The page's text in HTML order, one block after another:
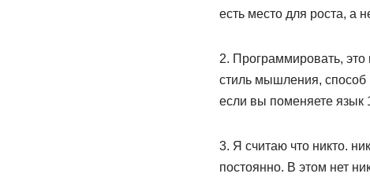
есть место для роста, а
2. Программировать, это
стиль мышления, способ
если вы поменяете язык
3. Я считаю что никто.
постоянно. В этом нет